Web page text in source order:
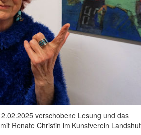
verschobene Lesung und das
Renate Christin im Kunstverein Landshut